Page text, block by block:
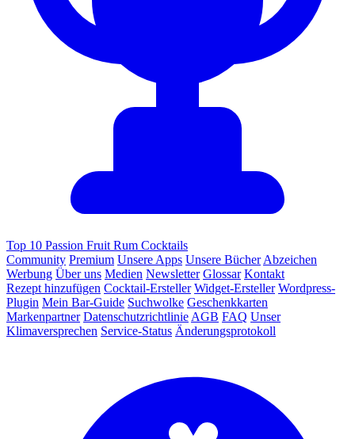
Top 10 Passion Fruit Rum Cocktails
Community Premium Unsere Apps Unsere Bücher Abzeichen
Werbung Über uns Medien Newsletter Glossar Kontakt
Rezept hinzufügen Cocktail-Ersteller Widget-Ersteller Wordpress-
Plugin Mein Bar-Guide Suchwolke Geschenkkarten
Markenpartner Datenschutzrichtlinie AGB FAQ Unser
Klimaversprechen Service-Status Änderungsprotokoll